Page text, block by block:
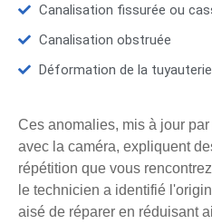
Canalisation fissurée ou
Canalisation obstruée
Déformation de la tuyauterie
Ces anomalies, mis à jour
avec la caméra, expliquent
répétition que vous
le technicien a identifié
aisé de réparer en réduisant